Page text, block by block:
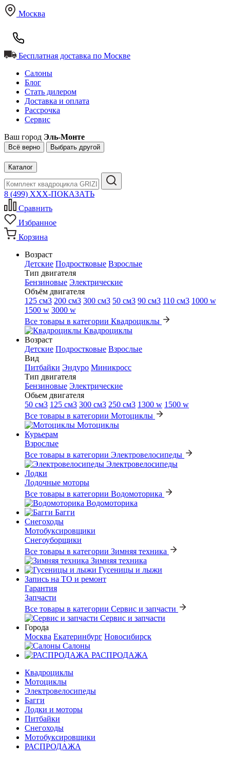
Москва
Бесплатная доставка по Москве
Салоны
Блог
Стать дилером
Доставка и оплата
Рассрочка
Сервис
Ваш город Эль-Монте
Всё верно Выбрать другой
Каталог
8 (499) XXX-ПОКАЗАТЬ
Сравнить
Избранное
Корзина
Возраст
Детские Подростковые Взрослые
Тип двигателя
Бензиновые Электрические
Объём двигателя
125 см3 200 см3 300 см3 50 см3 90 см3 110 см3 1000 w
1500 w 3000 w
Все товары в категории Квадроциклы
Квадроциклы
Возраст
Детские Подростковые Взрослые
Вид
Питбайки Эндуро Миникросс
Тип двигателя
Бензиновые Электрические
Обьем двигателя
50 см3 125 см3 300 см3 250 см3 1300 w 1500 w
Все товары в категории Мотоциклы
Мотоциклы
Курьерам
Взрослые
Все товары в категории Электровелосипеды
Электровелосипеды
Лодки
Лодочные моторы
Все товары в категории Водомоторика
Водомоторика
Багги
Снегоходы
Мотобуксировщики
Снегоуборщики
Все товары в категории Зимняя техника
Зимняя техника
Гусеницы и лыжи
Запись на ТО и ремонт
Гарантия
Запчасти
Все товары в категории Сервис и запчасти
Сервис и запчасти
Города
Москва Екатеринбург Новосибирск
Салоны
РАСПРОДАЖА
Квадроциклы
Мотоциклы
Электровелосипеды
Багги
Лодки и моторы
Питбайки
Снегоходы
Мотобуксировщики
РАСПРОДАЖА